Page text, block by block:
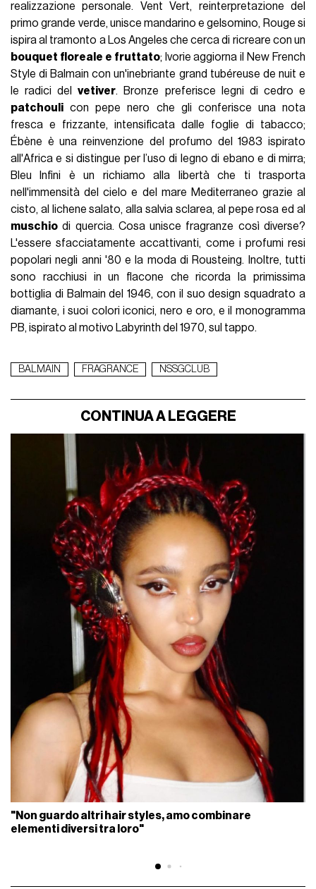
realizzazione personale. Vent Vert, reinterpretazione del
primo grande verde, unisce mandarino e gelsomino, Rouge si
ispira al tramonto a Los Angeles che cerca di ricreare con un
bouquet floreale e fruttato; Ivorie aggiorna il New French
Style di Balmain con un'inebriante grand tubéreuse de nuit e
le radici delvetiver. Bronze preferisce legni di cedro e
patchouli con pepe nero che gli conferisce una nota
fresca e frizzante, intensificata dalle foglie di tabacco;
Ébène è una reinvenzione del profumo del 1983 ispirato
all'Africa e si distingue per l’uso di legno di ebano e di mirra;
Bleu Infini è un richiamo alla libertà che ti trasporta
nell'immensità del cielo e del mare Mediterraneo grazie al
cisto, al lichene salato, alla salvia sclarea, al pepe rosa ed al
muschio di quercia. Cosa unisce fragranze così diverse?
L'essere sfacciatamente accattivanti, come i profumi resi
popolari negli anni '80 e la moda di Rousteing. Inoltre, tutti
sono racchiusi in un flacone che ricorda la primissima
bottiglia di Balmain del 1946, con il suo design squadrato a
diamante, i suoi colori iconici, nero e oro, e il monogramma
PB, ispirato al motivo Labyrinth del 1970, sul tappo.
BALMAIN FRAGRANCE NSSGCLUB
CONTINUA A LEGGERE
"Non guardo altri hair styles, amo combinare
elementi diversi tra loro"